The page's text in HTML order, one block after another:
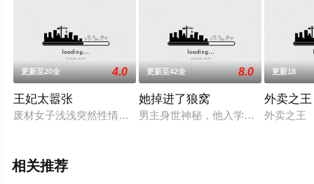
更新至20全 4.0
王妃太嚣张
废材女子浅浅突然性情大变，一路逆袭！
更新至42全 8.0
她掉进了狼窝
男主身世神秘，他入学商学院读书，
更新18
外卖之王
外卖之王
相关推荐